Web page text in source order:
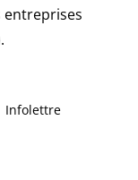
entreprises
Infolettre